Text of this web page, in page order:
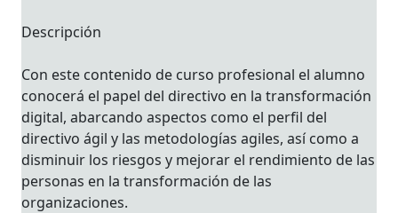
Descripción
Con este contenido de curso profesional el alumno
conocerá el papel del directivo en la transformación
digital, abarcando aspectos como el perfil del
directivo ágil y las metodologías agiles, así como a
disminuir los riesgos y mejorar el rendimiento de las
personas en la transformación de las
organizaciones.